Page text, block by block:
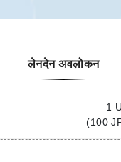
लेनदेन अवलोकन
1
(100